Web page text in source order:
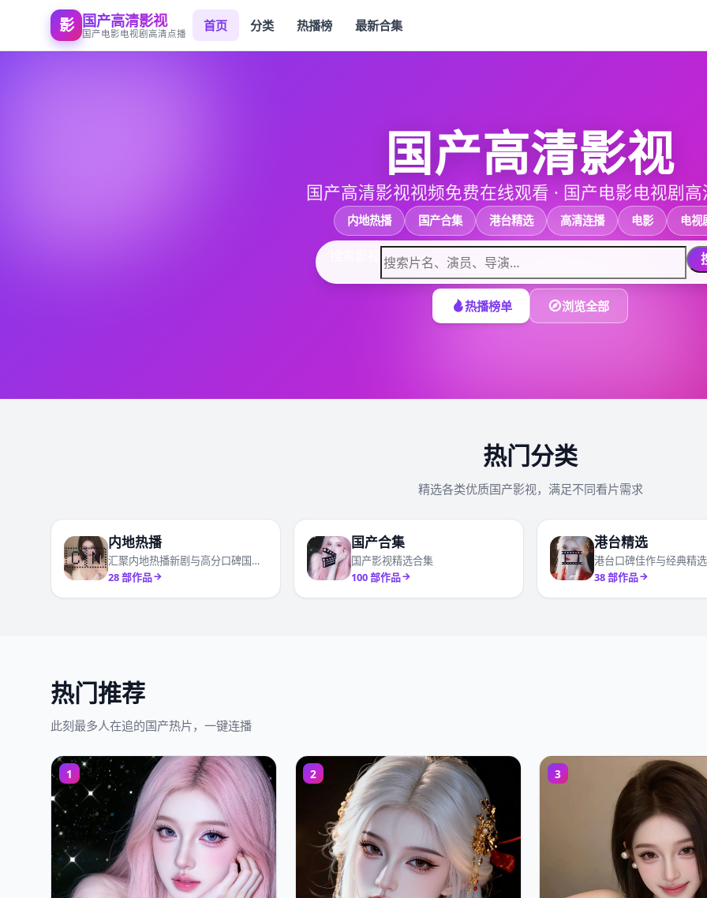
影 国产高清影视
国产电影电视剧高清点播
首页 分类 热播榜 最新合集
国产高清影视
国产高清影视视频免费在线观看 · 国产电影电视剧
内地热播 国产合集 港台精选 高清连播 电影 电视
热播榜单 浏览全部
热门分类
精选各类优质国产影视，满足不同看片需求
🇨🇳
内地热播
汇聚内地热播新剧与高分口碑国产剧
28部作品
🎬
国产合集
国产影视精选合集
100部作品
🎞️
港台精选
港台口碑佳作与经典精
38部作品
热门推荐
此刻最多人在追的国产热片，一键连播
1 2 3